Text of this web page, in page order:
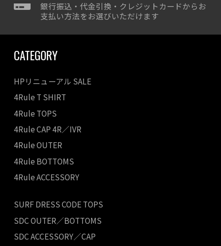
銀行振込・代金引換・クレジットカードからお
支払い方法をお選びいただけます
CATEGORY
HPリニューアル SALE
4Rule T SHIRT
4Rule TOPS
4Rule CAP 4R／IVR
4Rule OUTER
4Rule BOTTOMS
4Rule ACCESSORY
SURF DRESS CODE TOPS
SDC OUTER／BOTTOMS
SDC ACCESSORY／CAP